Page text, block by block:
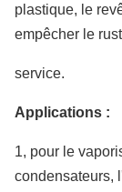
plastique, le
empêcher le
service.
Applications :
1, pour le
condensateurs,